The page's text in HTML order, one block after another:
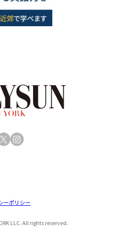
X Instagram
LLC. All rights reserved.
ーポリシー